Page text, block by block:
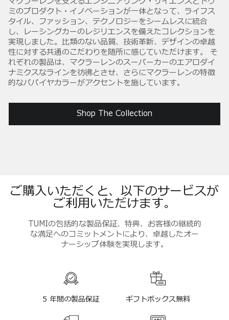
ミのプロダクト・イノベーションが一体となって、ライフス
タイル、ファッション、テクノロジーをシームレスに統合
し、レーシングカーのレジリエンスを備えたコレクションを
実現しました。比類のない品質、技術革新、デザインの卓越
性に対する共通のこだわりを随所に感じていただけます。 そ
れぞれの製品は、マクラーレンのスーパーカーのエアロダイ
ナミクスなラインを彷彿とさせ、さらにマクラーレンの特徴
的なパパイヤカラーがアクセントを施しています。
Shop The Collection
ご購入いただくと、以下のサービスが
ご利用いただけます。
TUMIの包括的な製品保証、特典、お客様の継続的
な満足へのコミットメントにより、卓越したオー
ナーシップ体験を実現します。
5 年間の製品保証 ギフトボックス無料